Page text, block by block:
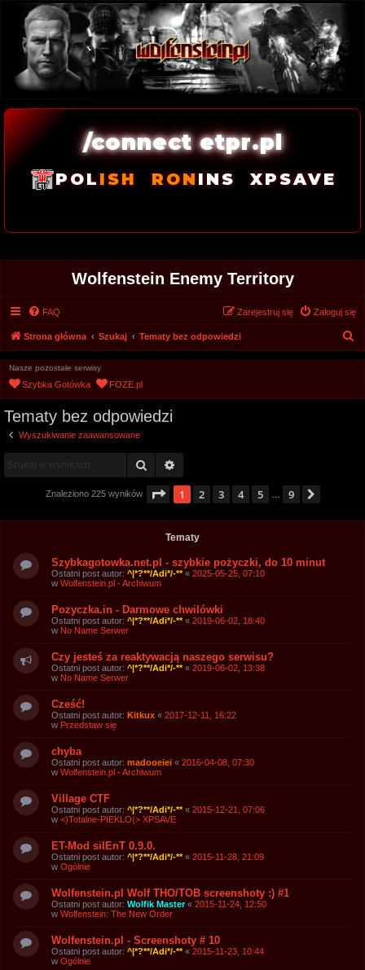
/connect etpr.pl
POL ISH RONINS XPSAVE
Wolfenstein Enemy Territory
FAQ Zaloguj się
Zarejestruj się
Strona główna Szukaj Tematy bez odpowiedzi
Nasze pozostałe serwisy
Szybka Gotówka FOZE.pl
Tematy bez odpowiedzi
Wyszukiwanie zaawansowane
Szukaj
Znaleziono 225 wyników Strona1 z9
1 2 3 4 5 9
Tematy
Szybkagotowka.net.pl - szybkie pożyczki, do 10 minut
Ostatni post autor: ^|*?**/Adi*/-** « 2025-05-25, 07:10
w Wolfenstein.pl - Archiwum
Pozyczka.in - Darmowe chwilówki
Ostatni post autor: ^|*?**/Adi*/-** « 2019-06-02, 18:40
w No Name Serwer
Czy jesteś za reaktywacją naszego serwisu?
Ostatni post autor: ^|*?**/Adi*/-** « 2019-06-02, 13:38
w No Name Serwer
Cześć!
Ostatni post autor: Kitkux « 2017-12-11, 16:22
w Przedstaw się
chyba
Ostatni post autor: madooeiei « 2016-04-08, 07:30
w Wolfenstein.pl - Archiwum
Village CTF
Ostatni post autor: ^|*?**/Adi*/-** « 2015-12-21, 07:06
w <)Totalne-PIEKLO(> XPSAVE
ET-Mod silEnT 0.9.0.
Ostatni post autor: ^|*?**/Adi*/-** « 2015-11-28, 21:09
w Ogólnie
Wolfenstein.pl Wolf THO/TOB screenshoty :) #1
Ostatni post autor: Wolfik Master« 2015-11-24, 12:50
w Wolfenstein: The New Order
Wolfenstein.pl - Screenshoty # 10
Ostatni post autor: ^|*?**/Adi*/-** « 2015-11-23, 10:44
w Ogólnie